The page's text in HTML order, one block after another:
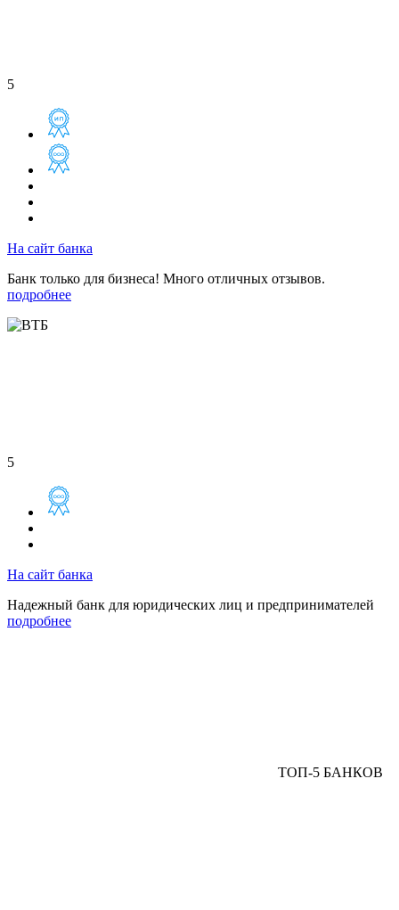
5
На сайт банка
Банк только для бизнеса! Много отличных отзывов.
подробнее
5
На сайт банка
Надежный банк для юридических лиц и предпринимателей
подробнее
ТОП-5 БАНКОВ